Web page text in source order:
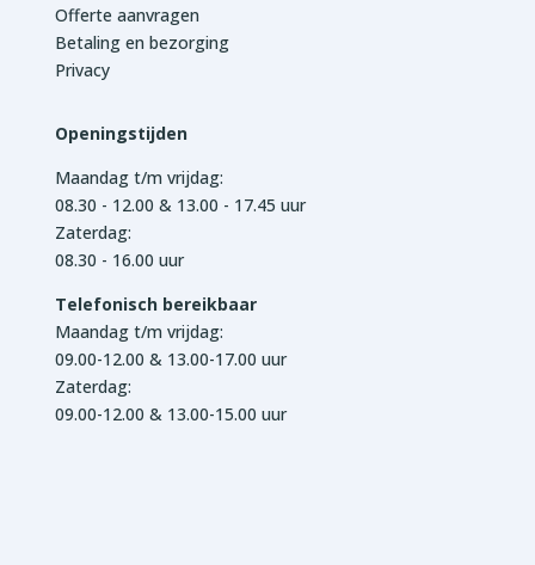
Offerte aanvragen
Betaling en bezorging
Privacy
Openingstijden
Maandag t/m vrijdag:
08.30 - 12.00 & 13.00 - 17.45 uur
Zaterdag:
08.30 - 16.00 uur
Telefonisch bereikbaar
Maandag t/m vrijdag:
09.00-12.00 & 13.00-17.00 uur
Zaterdag:
09.00-12.00 & 13.00-15.00 uur